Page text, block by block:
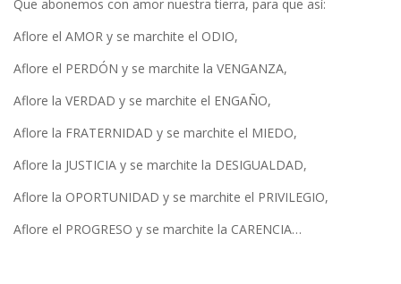
Que abonemos con amor nuestra tierra, para que así:
Aflore el AMOR y se marchite el ODIO,
Aflore el PERDÓN y se marchite la VENGANZA,
Aflore la VERDAD y se marchite el ENGAÑO,
Aflore la FRATERNIDAD y se marchite el MIEDO,
Aflore la JUSTICIA y se marchite la DESIGUALDAD,
Aflore la OPORTUNIDAD y se marchite el PRIVILEGIO,
Aflore el PROGRESO y se marchite la CARENCIA…